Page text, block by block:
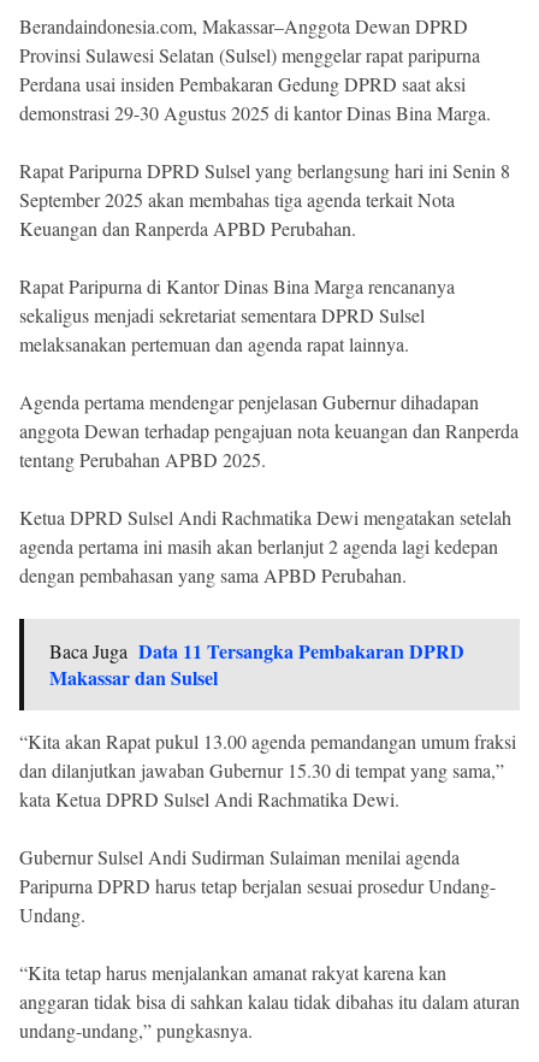
Berandaindonesia.com, Makassar–Anggota Dewan DPRD
Provinsi Sulawesi Selatan (Sulsel) menggelar rapat paripurna
Perdana usai insiden Pembakaran Gedung DPRD saat aksi
demonstrasi 29-30 Agustus 2025 di kantor Dinas Bina Marga.
Rapat Paripurna DPRD Sulsel yang berlangsung hari ini Senin 8
September 2025 akan membahas tiga agenda terkait Nota
Keuangan dan Ranperda APBD Perubahan.
Rapat Paripurna di Kantor Dinas Bina Marga rencananya
sekaligus menjadi sekretariat sementara DPRD Sulsel
melaksanakan pertemuan dan agenda rapat lainnya.
Agenda pertama mendengar penjelasan Gubernur dihadapan
anggota Dewan terhadap pengajuan nota keuangan dan Ranperda
tentang Perubahan APBD 2025.
Ketua DPRD Sulsel Andi Rachmatika Dewi mengatakan setelah
agenda pertama ini masih akan berlanjut 2 agenda lagi kedepan
dengan pembahasan yang sama APBD Perubahan.
Baca Juga Data 11 Tersangka Pembakaran DPRD
Makassar dan Sulsel
“Kita akan Rapat pukul 13.00 agenda pemandangan umum fraksi
dan dilanjutkan jawaban Gubernur 15.30 di tempat yang sama,”
kata Ketua DPRD Sulsel Andi Rachmatika Dewi.
Gubernur Sulsel Andi Sudirman Sulaiman menilai agenda
Paripurna DPRD harus tetap berjalan sesuai prosedur Undang-
Undang.
“Kita tetap harus menjalankan amanat rakyat karena kan
anggaran tidak bisa di sahkan kalau tidak dibahas itu dalam aturan
undang-undang,” pungkasnya.